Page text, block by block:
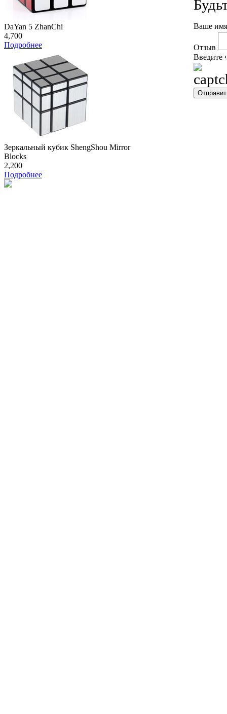
DaYan 5 ZhanChi
4,700
Подробнее
Зеркальный кубик ShengShou Mirror
Blocks
2,200
Подробнее
Ваше
Отзыв
Введите